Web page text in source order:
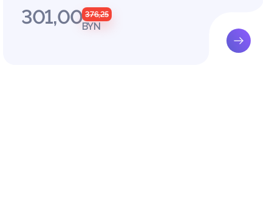
можно
упол
301,00 376,25
BYN